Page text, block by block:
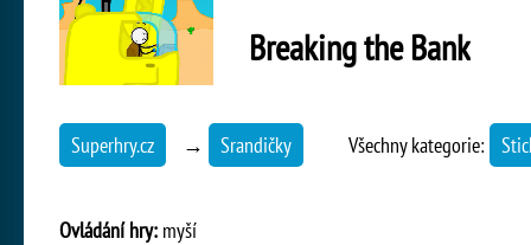
Breaking the Bank
Superhry.cz → Srandičky Všechny kategorie:
Ovládání hry: myší